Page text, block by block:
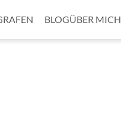
BLOGÜBER MICH